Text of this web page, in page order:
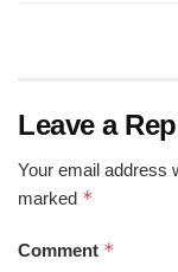
Leave a
Your email address
marked *
Comment *